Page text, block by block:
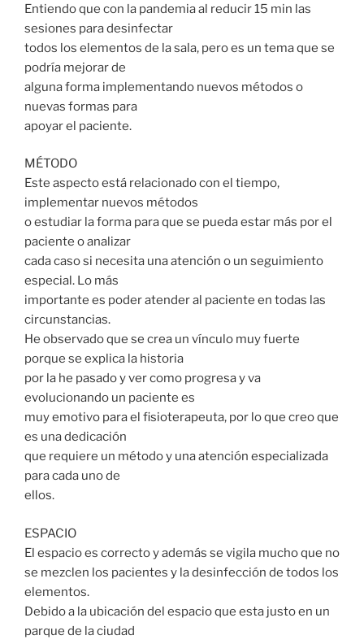
Entiendo que con la pandemia al reducir 15 min las
sesiones para desinfectar
todos los elementos de la sala, pero es un tema que se
podría mejorar de
alguna forma implementando nuevos métodos o
nuevas formas para
apoyar el paciente.
MÉTODO
Este aspecto está relacionado con el tiempo,
implementar nuevos métodos
o estudiar la forma para que se pueda estar más por el
paciente o analizar
cada caso si necesita una atención o un seguimiento
especial. Lo más
importante es poder atender al paciente en todas las
circunstancias.
He observado que se crea un vínculo muy fuerte
porque se explica la historia
por la he pasado y ver como progresa y va
evolucionando un paciente es
muy emotivo para el fisioterapeuta, por lo que creo que
es una dedicación
que requiere un método y una atención especializada
para cada uno de
ellos.
ESPACIO
El espacio es correcto y además se vigila mucho que no
se mezclen los pacientes y la desinfección de todos los
elementos.
Debido a la ubicación del espacio que esta justo en un
parque de la ciudad